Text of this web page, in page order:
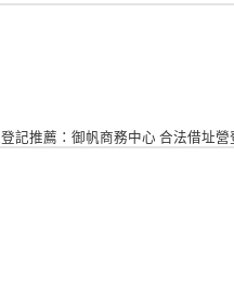
記推薦：御帆商務中心 合法借址營